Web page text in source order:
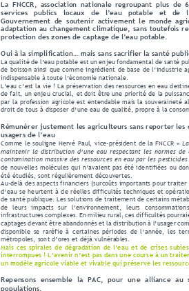
services   publics   locaux   de   l’eau   potable   et   de
Gouvernement  de  soutenir  activement  le  monde
adaptation au changement climatique, sans toutefois
protection des zones de captage de l’eau potable.
La qualité de l’eau potable est un enjeu fondamental de santé
de boisson ainsi que comme ingrédient de base de l’industrie
indispensable à toute l’économie nationale.
L’eau c’est la vie ! La préservation des ressources en eau
de fait, un enjeu crucial, et doit être une priorité de la puissance
par la profession agricole est entendable mais la so uveraineté
droit de tous à disposer d’une eau de qualité, propre à la
Rémunérer justement les agriculteurs sans reporter les
usagers de l’eau
Comme le souligne Hervé Paul, vice-président de la FNCCR « La
maintenir  la  distribution  d’une  eau  respectant  les  normes  de
contamination massive des ressources en eau par les pesticides
de nouvelles molécules qui n’avaient pas été identifiées ou dont
été étudiés, sont régulièrement découvertes.
Au  -delà des aspects financiers (surcoûts importants pour traiter
d’eau se heurtent à de réelles difficultés techniques et
de santé publique. Les solutions de traitement de certains
de  leurs  impacts  sur  l’environnement,  leurs  consommations
infrastructures complexes. En milieu rural, ces difficultés pourraient
captages devant être abandonnés et la distribution à l’usager
disponible  se  raréfie  à  certaines  périodes  de  l’année,  les
métropoles, sont d’ores et déjà vulnérables.
Mais  ces  spirales  de  dégradation  de  l’eau  et  de  crises  subies
interrompues ! L’avenir n’est pas dans une course à un
un modèle agricole viable et vivable qui préserve les ressources
Repensons  ensemble  la  PAC,  pour  une  alliance  au
populations.
Les collectivités soutiennent les agriculteurs, eux-mêmes victimes
favorisé de longue date par les politiques publiques. Au niveau
La  FNCCR,  association  nationale  regroupant  plus  de
services   publics   locaux   de   l’eau   potable   et   de
Gouvernement  de  soutenir  activement  le  monde
adaptation au changement climatique, sans toutefois
protection des zones de captage de l’eau potable.
Oui à la simplification... mais sans sacrifier la santé
La qualité de l’eau potable est un enjeu fondamental de santé
de boisson ainsi que comme ingrédient de base de l’industrie
indispensable à toute l’économie nationale.
L’eau c’est la vie ! La préservation des ressources en eau
de fait, un enjeu crucial, et doit être une priorité de la
par la profession agricole est entendable mais la souveraineté
droit de tous à disposer d’une eau de qualité, propre à la
Rémunérer justement les agriculteurs sans reporter les
usagers de l’eau
Comme le souligne Hervé Paul, vice-président de la FNCCR «
maintenir  la  distribution  d’une  eau  respectant  les  normes  de
contamination massive des ressources en eau par les
de nouvelles molécules qui n’avaient pas été identifiées ou
été étudiés, sont régulièrement découvertes.
Au  -delà des aspects financiers (surcoûts importants pour
d’eau se heurtent à de réelles difficultés techniques et
de santé publique. Les solutions de traitement de certains
de  leurs  impacts  sur  l’environnement,  leurs
infrastructures complexes. En milieu rural, ces difficultés
captages devant être abandonnés et la distribution à l’usager
disponible  se  raréfie  à  certaines  périodes  de  l’année,  les
métropoles, sont d’ores et déjà vulnérables.
Mais  ces  spirales  de  dégradation  de  l’eau  et  de  crises
interrompues ! L’avenir n’est pas dans une course à un
un modèle agricole viable et vivable qui préserve les
Repensons  ensemble  la  PAC,  pour  une  alliance
populations.